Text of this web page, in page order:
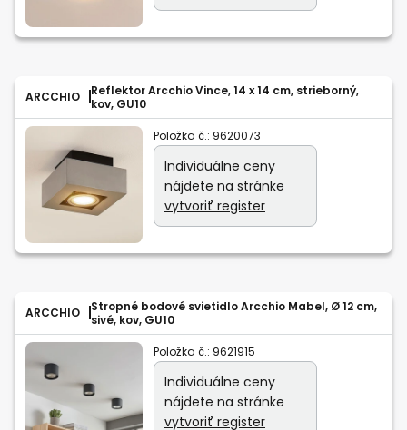
ARCCHIO
Reflektor Arcchio Vince, 14 x 14 cm, strieborný,
kov, GU10
Položka č.: 9620073
Individuálne ceny
nájdete na stránke
vytvoriť register
ARCCHIO
Stropné bodové svietidlo Arcchio Mabel, Ø 12 cm,
sivé, kov, GU10
Položka č.: 9621915
Individuálne ceny
nájdete na stránke
vytvoriť register